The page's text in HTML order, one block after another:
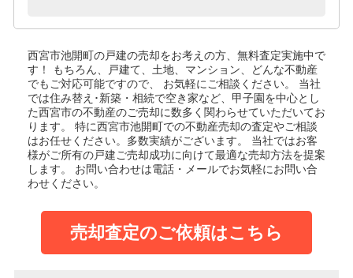
西宮市池開町の戸建の売却をお考えの方、無料査定実施中で
す！
もちろん、戸建て、土地、マンション、どんな不動産
でもご対応可能ですので、 お気軽にご相談ください。
当社
では住み替え･新築・相続で空き家など、甲子園を中心とし
た西宮市の不動産のご売却に数多く関わらせていただいてお
ります。
特に西宮市池開町での不動産売却の査定やご相談
はお任せください。多数実績がございます。
当社ではお客
様がご所有の戸建ご売却成功に向けて最適な売却方法を提案
します。
お問い合わせは電話・メールでお気軽にお問い合
わせください。
売却査定のご依頼はこちら